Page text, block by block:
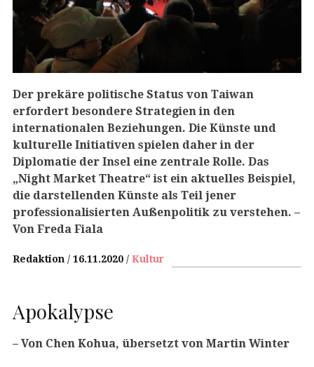
Der prekäre politische Status von Taiwan
erfordert besondere Strategien in den
internationalen Beziehungen. Die Künste und
kulturelle Initiativen spielen daher in der
Diplomatie der Insel eine zentrale Rolle. Das
„Night Market Theatre“ ist ein aktuelles Beispiel,
die darstellenden Künste als Teil jener
professionalisierten Außenpolitik zu verstehen. –
Von Freda Fiala
Redaktion 16.11.2020 Kultur
Apokalypse
– Von Chen Kohua, übersetzt von Martin Winter